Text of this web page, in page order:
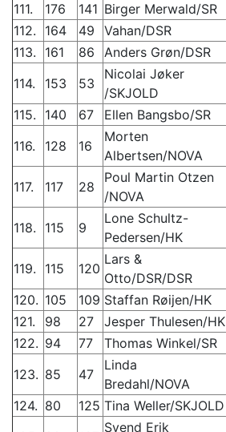
111.
176 141 Birger Merwald/SR
112.
164 49 Vahan/DSR
113.
161 86 Anders Grøn/DSR
114.
153 53
Nicolai Jøker
/SKJOLD
115.
140 67 Ellen Bangsbo/SR
116.
128 16
Morten
Albertsen/NOVA
117. 117 28
Poul Martin Otzen
/NOVA
118. 115 9
Lone Schultz-
Pedersen/HK
119. 115 120
Lars &
Otto/DSR/DSR
120. 105 109 Staffan Røijen/HK
121.
98 27 Jesper Thulesen/HK
122. 94 77 Thomas Winkel/SR
123. 85 47
Linda
Bredahl/NOVA
124. 80 125 Tina Weller/SKJOLD
Svend Erik